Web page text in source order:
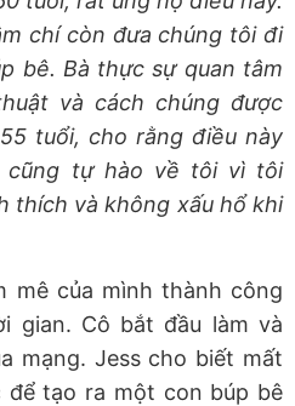
chí còn đưa chúng tôi đi
bê. Bà thực sự quan tâm
và cách chúng được
tuổi, cho rằng điều này
cũng tự hào về tôi vì tôi
thích và không xấu hổ khi
mê của mình thành công
gian. Cô bắt đầu làm và
mạng. Jess cho biết mất
để tạo ra một con búp bê